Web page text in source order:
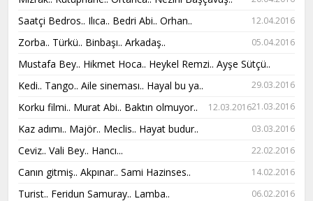
Saatçi Bedros.. Ilıca.. Bedri Abi.. Orhan.. 12.04.2016
Zorba.. Türkü.. Binbaşı.. Arkadaş.. 05.04.2016
Mustafa Bey.. Hikmet Hoca.. Heykel Remzi.. Ayşe Sütçü..
29.03.2016
Kedi.. Tango.. Aile sineması.. Hayal bu ya..
21.03.2016
Korku filmi.. Murat Abi.. Baktın olmuyor.. 12.03.2016
Kaz adımı.. Majör.. Meclis.. Hayat budur.. 03.03.2016
Ceviz.. Vali Bey.. Hancı... 22.02.2016
Canın gitmiş.. Akpınar.. Sami Hazinses.. 14.02.2016
Turist.. Feridun Samuray.. Lamba.. 06.02.2016